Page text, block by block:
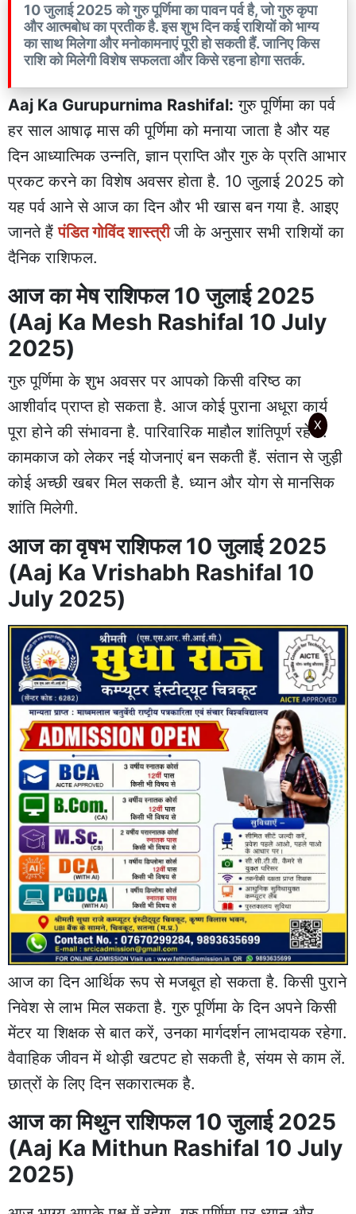
10 जुलाई 2025 को गुरु पूर्णिमा का पावन पर्व है, जो गुरु कृपा
और आत्मबोध का प्रतीक है. इस शुभ दिन कई राशियों को भाग्य
का साथ मिलेगा और मनोकामनाएं पूरी हो सकती हैं. जानिए किस
राशि को मिलेगी विशेष सफलता और किसे रहना होगा सतर्क.
Aaj Ka Gurupurnima Rashifal: गुरु पूर्णिमा का पर्व
हर साल आषाढ़ मास की पूर्णिमा को मनाया जाता है और यह
दिन आध्यात्मिक उन्नति, ज्ञान प्राप्ति और गुरु के प्रति आभार
प्रकट करने का विशेष अवसर होता है. 10 जुलाई 2025 को
यह पर्व आने से आज का दिन और भी खास बन गया है. आइए
जानते हैंपंडित गोविंद शास्त्रीजी के अनुसार सभी राशियों का
दैनिक राशिफल.
आज का मेष राशिफल 10 जुलाई 2025
(Aaj Ka Mesh Rashifal 10 July
2025)
गुरु पूर्णिमा के शुभ अवसर पर आपको किसी वरिष्ठ का
आशीर्वाद प्राप्त हो सकता है. आज कोई पुराना अधूरा कार्य
पूरा होने की संभावना है. पारिवारिक माहौल शांतिपूर्ण रहेगा.
कामकाज को लेकर नई योजनाएं बन सकती हैं. संतान से जुड़ी
कोई अच्छी खबर मिल सकती है. ध्यान और योग से मानसिक
शांति मिलेगी.
आज का वृषभ राशिफल 10 जुलाई 2025
(Aaj Ka Vrishabh Rashifal 10
July 2025)
आज का दिन आर्थिक रूप से मजबूत हो सकता है. किसी पुराने
निवेश से लाभ मिल सकता है. गुरु पूर्णिमा के दिन अपने किसी
मेंटर या शिक्षक से बात करें, उनका मार्गदर्शन लाभदायक रहेगा.
वैवाहिक जीवन में थोड़ी खटपट हो सकती है, संयम से काम लें.
छात्रों के लिए दिन सकारात्मक है.
आज का मिथुन राशिफल 10 जुलाई 2025
(Aaj Ka Mithun Rashifal 10 July
2025)
X